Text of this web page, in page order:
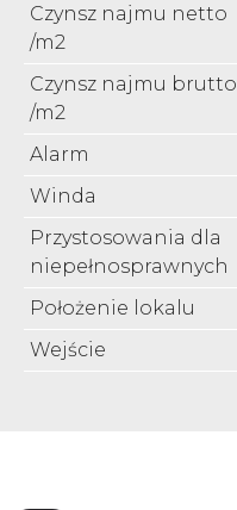
Czynsz najmu netto
/m2
Czynsz najmu brutto
/m2
Alarm
Winda
Przystosowania dla
niepełnosprawnych
Położenie lokalu
Wejście